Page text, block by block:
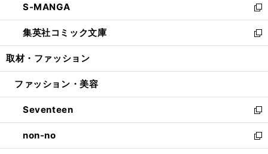
く
で
開
く
ド
ウ
で
開
ィ
ン
ド
ウ
開
い
ウ
ィ
ン
ウ
開
く
S-MANGA
新
し
い
ウ
ン
ウ
で
開
く
集英社コミック文庫
新
し
ウ
ン
ド
ウ
で
開
取材・ファッション
ファッション・美容
Seventeen
新
し
い
ウ
non-no
新
し